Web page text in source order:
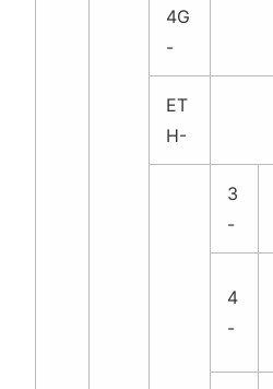
4G
-
ET
H-
3
-
4
-